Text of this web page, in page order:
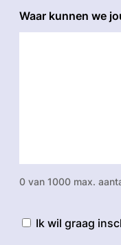
Waar kunnen we
0 van 1000 max.
Nieuwsbrief
Ik wil graag